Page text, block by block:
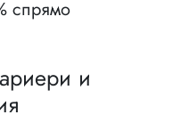
спрямо
и